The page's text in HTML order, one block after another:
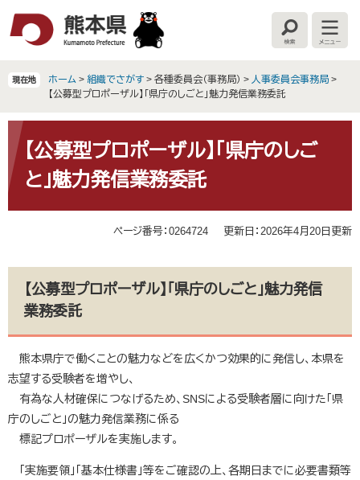
文
へ
検
索
メ
ニ
ー
現在地 ホーム > 組織でさがす > 各種委員会（事務局） > 人事委員会事務局 >
【公募型プロポーザル】「県庁のしごと」魅力発信業務委託
文
【公募型プロポーザル】「県庁のしご
と」魅力発信業務委託
ページ番号：0264724 更新日：2026年4月20日更新
【公募型プロポーザル】「県庁のしごと」魅力発信
業務委託
熊本県庁で働くことの魅力などを広くかつ効果的に発信し、本県を
志望する受験者を増やし、
有為な人材確保につなげるため、SNSによる受験者層に向けた「県
庁のしごと」の魅力発信業務に係る
標記プロポーザルを実施します。
「実施要領」「基本仕様書」等をご確認の上、各期日までに必要書類等